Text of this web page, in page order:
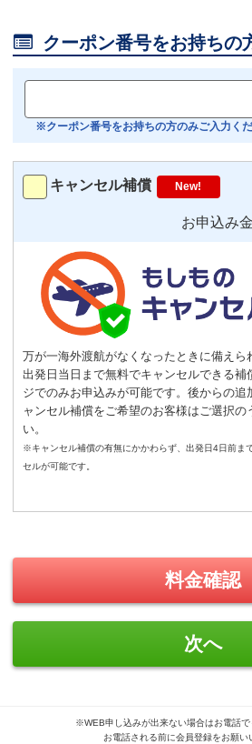
おすすめ
Bluetoothイヤホ
トランスミッター
－ 0
気圧コントロール
1,540円（税込）/個
通常
Sサイズ － 0
New!
おすすめ
ルセット
1,870円/日（税込）
 クーポン番号をお持ちの
※クーポン番号をお持ちの方のみご入力く
キャンセル補償 New!
お申込み
万が一海外渡航がなくなったときに備えら
出発日当日まで無料でキャンセルできる補
ジでのみお申込みが可能です。後からの追
ャンセル補償をご希望のお客様はご選択の
い。
※キャンセル補償の有無にかかわらず、出発日4日前ま
セルが可能です。
料金確認
次へ
※WEB申し込みが出来ない場合はお電話で
お電話される前に会員登録をお願い